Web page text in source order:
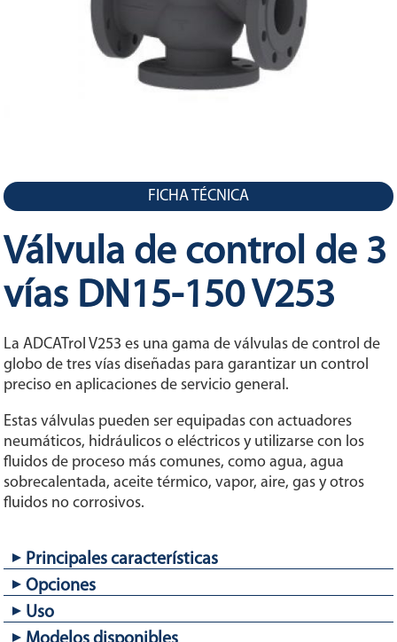
FICHA TÉCNICA
Válvula de control de 3
vías DN15-150 V253
La ADCATrol V253 es una gama de válvulas de control de
globo de tres vías diseñadas para garantizar un control
preciso en aplicaciones de servicio general.
Estas válvulas pueden ser equipadas con actuadores
neumáticos, hidráulicos o eléctricos y utilizarse con los
fluidos de proceso más comunes, como agua, agua
sobrecalentada, aceite térmico, vapor, aire, gas y otros
fluidos no corrosivos.
Principales características
Versiones mezcladora y desviadora.
Diseño compacto y económico.
Opciones
Varias opciones de sellado del vástago incluyendo
fuelle con bonete extendido.
Uso